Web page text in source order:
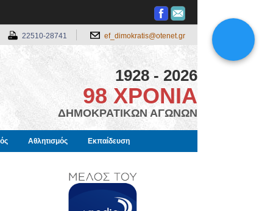
22510-28741 ef_dimokratis@otenet.gr
1928 - 2026
98 ΧΡΟΝΙΑ
ΔΗΜΟΚΡΑΤΙΚΩΝ ΑΓΩΝΩΝ
Αθλητισμός Εκπαίδευση